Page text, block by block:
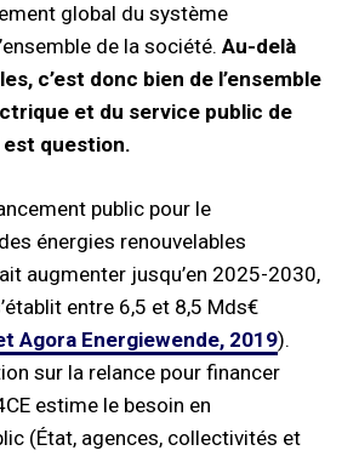
global du système
de la société. Au-delà
c’est donc bien de l’ensemble
et du service public de
est question.
public pour le
énergies renouvelables
augmenter jusqu’en 2025-2030,
entre 6,5 et 8,5 Mds€
Agora Energiewende, 2019).
sur la relance pour financer
estime le besoin en
(État, agences, collectivités et